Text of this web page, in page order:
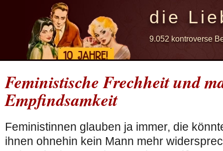
die
9.052 kontroverse
Feministische Frechheit und
Empfindsamkeit
Feministinnen glauben ja immer, die
ihnen ohnehin kein Mann mehr